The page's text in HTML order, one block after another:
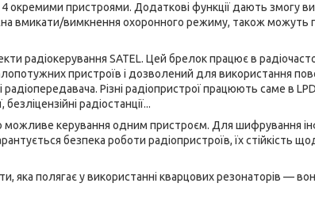
пристроями. Додаткові функції дають змогу
вмикати/вимкнення охоронного режиму, також можуть
радіокерування SATEL. Цей брелок працює в
пристроїв і дозволений для використання
Різні радіопристрої працюють саме в
радіостанції...
керування одним пристроєм. Для шифрування
безпека роботи радіопристроїв, їх стійкість
яка полягає у використанні кварцових резонаторів —